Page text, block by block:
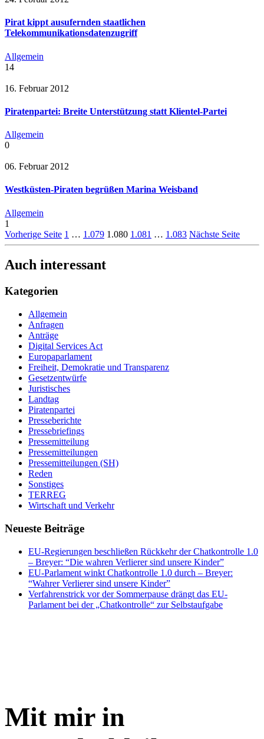
Pirat kippt ausufernden staatlichen
Telekommunikationsdatenzugriff
Allgemein
14
16. Februar 2012
Piratenpartei: Breite Unterstützung statt Klientel-Partei
Allgemein
0
06. Februar 2012
Westküsten-Piraten begrüßen Marina Weisband
Allgemein
1
Vorherige Seite 1 … 1.079 1.080 1.081 … 1.083 Nächste Seite
Auch interessant
Kategorien
Allgemein
Anfragen
Anträge
Digital Services Act
Europaparlament
Freiheit, Demokratie und Transparenz
Gesetzentwürfe
Juristisches
Landtag
Piratenpartei
Presseberichte
Pressebriefings
Pressemitteilung
Pressemitteilungen
Pressemitteilungen (SH)
Reden
Sonstiges
TERREG
Wirtschaft und Verkehr
Neueste Beiträge
EU-Regierungen beschließen Rückkehr der Chatkontrolle 1.0
– Breyer: “Die wahren Verlierer sind unsere Kinder”
EU-Parlament winkt Chatkontrolle 1.0 durch – Breyer:
“Wahrer Verlierer sind unsere Kinder”
Verfahrenstrick vor der Sommerpause drängt das EU-
Parlament bei der „Chatkontrolle“ zur Selbstaufgabe
Mit mir in